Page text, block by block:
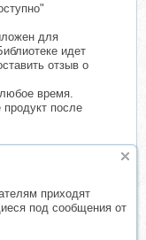
приходят
под сообщения от
для
идет
отзыв о
время.
после